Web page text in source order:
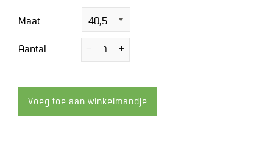
Maat
Aantal
met
met
Voeg toe aan winkelmandje